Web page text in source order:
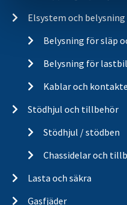
Elsystem och belysning
Belysning för släp
Belysning för lastbil
Kablar och
Stödhjul och tillbehör
Stödhjul / stödben
Chassidelar och
Lasta och säkra
Gasfjäder